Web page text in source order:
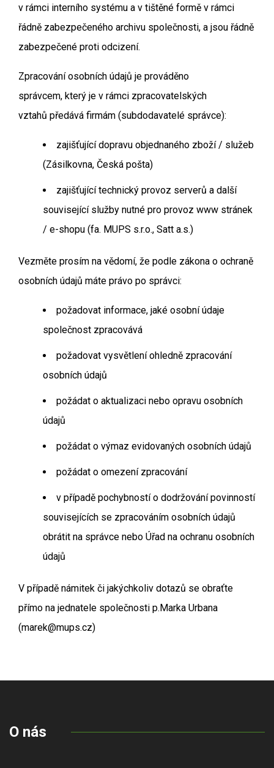
v rámci interního systému a v tištěné formě v rámci
řádně zabezpečeného archivu společnosti, a jsou řádně
zabezpečené proti odcizení.
Zpracování osobních údajů je prováděno
správcem, který je v rámci zpracovatelských
vztahů předává firmám (subdodavatelé správce):
zajišťující dopravu objednaného zboží / služeb
(Zásilkovna, Česká pošta)
zajišťující technický provoz serverů a další
související služby nutné pro provoz www stránek
/ e-shopu (fa. MUPS s.r.o., Satt a.s.)
Vezměte prosím na vědomí, že podle zákona o ochraně
osobních údajů máte právo po správci:
požadovat informace, jaké osobní údaje
společnost zpracovává
požadovat vysvětlení ohledně zpracování
osobních údajů
požádat o aktualizaci nebo opravu osobních
údajů
požádat o výmaz evidovaných osobních údajů
požádat o omezení zpracování
v případě pochybností o dodržování povinností
souvisejících se zpracováním osobních údajů
obrátit na správce nebo Úřad na ochranu osobních
údajů
V případě námitek či jakýchkoliv dotazů se obraťte
přímo na jednatele společnosti p.Marka Urbana
(marek@mups.cz)
O nás